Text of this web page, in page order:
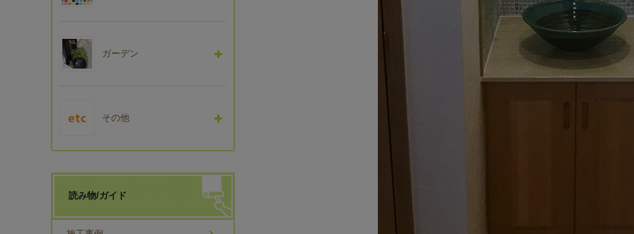
ガーデン
その他
読み物/ガイド